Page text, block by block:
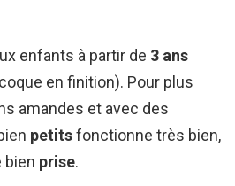
enfants à partir de 3 ans
en finition). Pour plus
amandes et avec des
petitsfonctionne très bien,
bien prise.